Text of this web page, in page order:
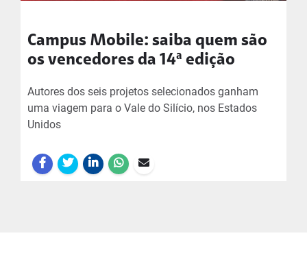
Campus Mobile: saiba quem são
os vencedores da 14ª edição
Autores dos seis projetos selecionados ganham
uma viagem para o Vale do Silício, nos Estados
Unidos